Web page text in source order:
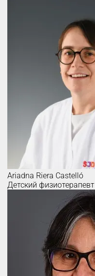
Ariadna Riera Castelló
Детский физиотерапевт